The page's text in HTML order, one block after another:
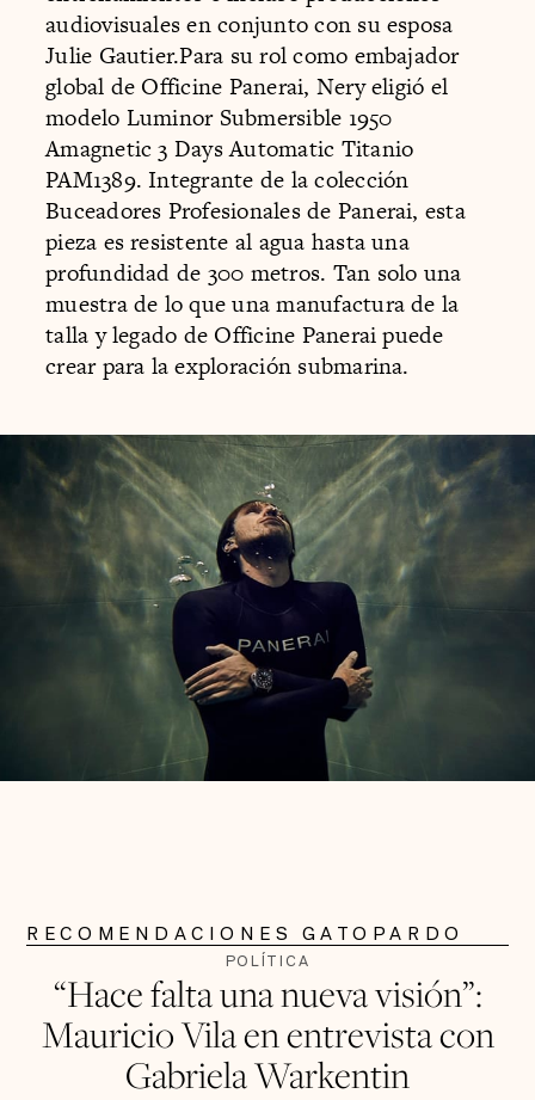
audiovisuales en conjunto con su esposa
Julie Gautier.Para su rol como embajador
global de Officine Panerai, Nery eligió el
modelo Luminor Submersible 1950
Amagnetic 3 Days Automatic Titanio
PAM1389. Integrante de la colección
Buceadores Profesionales de Panerai, esta
pieza es resistente al agua hasta una
profundidad de 300 metros. Tan solo una
muestra de lo que una manufactura de la
talla y legado de Officine Panerai puede
crear para la exploración submarina.
RECOMENDACIONES GATOPARDO
POLÍTICA
“Hace falta una nueva visión”:
Mauricio Vila en entrevista con
Gabriela Warkentin